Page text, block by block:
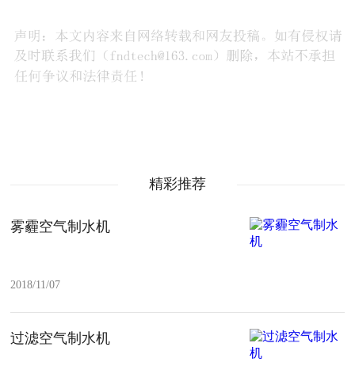
精彩推荐
雾霾空气制水机
2018/11/07
过滤空气制水机